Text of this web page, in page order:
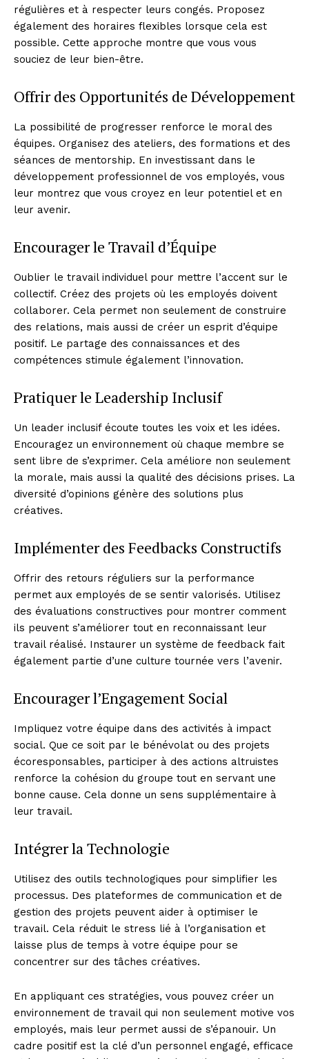
régulières et à respecter leurs congés. Proposez
également des horaires flexibles lorsque cela est
possible. Cette approche montre que vous vous
souciez de leur bien-être.
Offrir des Opportunités de Développement
La possibilité de progresser renforce le moral des
équipes. Organisez des ateliers, des formations et des
séances de mentorship. En investissant dans le
développement professionnel de vos employés, vous
leur montrez que vous croyez en leur potentiel et en
leur avenir.
Encourager le Travail d’Équipe
Oublier le travail individuel pour mettre l’accent sur le
collectif. Créez des projets où les employés doivent
collaborer. Cela permet non seulement de construire
des relations, mais aussi de créer un esprit d’équipe
positif. Le partage des connaissances et des
compétences stimule également l’innovation.
Pratiquer le Leadership Inclusif
Un leader inclusif écoute toutes les voix et les idées.
Encouragez un environnement où chaque membre se
sent libre de s’exprimer. Cela améliore non seulement
la morale, mais aussi la qualité des décisions prises. La
diversité d’opinions génère des solutions plus
créatives.
Implémenter des Feedbacks Constructifs
Offrir des retours réguliers sur la performance
permet aux employés de se sentir valorisés. Utilisez
des évaluations constructives pour montrer comment
ils peuvent s’améliorer tout en reconnaissant leur
travail réalisé. Instaurer un système de feedback fait
également partie d’une culture tournée vers l’avenir.
Encourager l’Engagement Social
Impliquez votre équipe dans des activités à impact
social. Que ce soit par le bénévolat ou des projets
écoresponsables, participer à des actions altruistes
renforce la cohésion du groupe tout en servant une
bonne cause. Cela donne un sens supplémentaire à
leur travail.
Intégrer la Technologie
Utilisez des outils technologiques pour simplifier les
processus. Des plateformes de communication et de
gestion des projets peuvent aider à optimiser le
travail. Cela réduit le stress lié à l’organisation et
laisse plus de temps à votre équipe pour se
concentrer sur des tâches créatives.
En appliquant ces stratégies, vous pouvez créer un
environnement de travail qui non seulement motive vos
employés, mais leur permet aussi de s’épanouir. Un
cadre positif est la clé d’un personnel engagé, efficace